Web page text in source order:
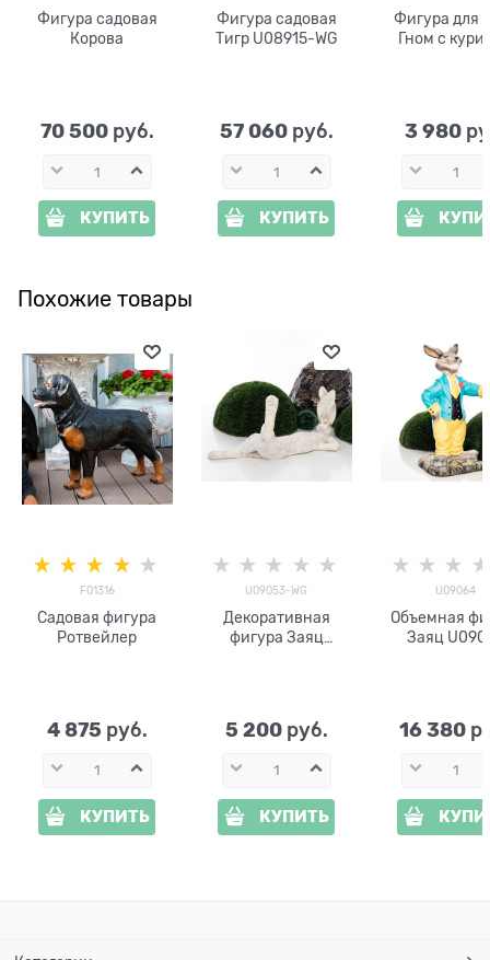
Фигура садовая
Корова
70 500 руб.
КУПИТЬ
Фигура садовая
Тигр U08915-WG
57 060 руб.
КУПИТЬ
Фигура для
Гном с
3 980
Похожие товары
F01316
Садовая фигура
Ротвейлер
4 875 руб.
КУПИТЬ
U09053-WG
Декоративная
фигура Заяц
5 200 руб.
КУПИТЬ
U09064
Объемная
Заяц
16 380